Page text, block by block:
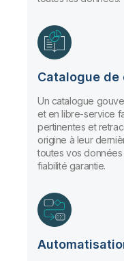
Catalogue de
Un catalogue
et en libre-service
pertinentes et
origine à leur
toutes vos
fiabilité garantie.